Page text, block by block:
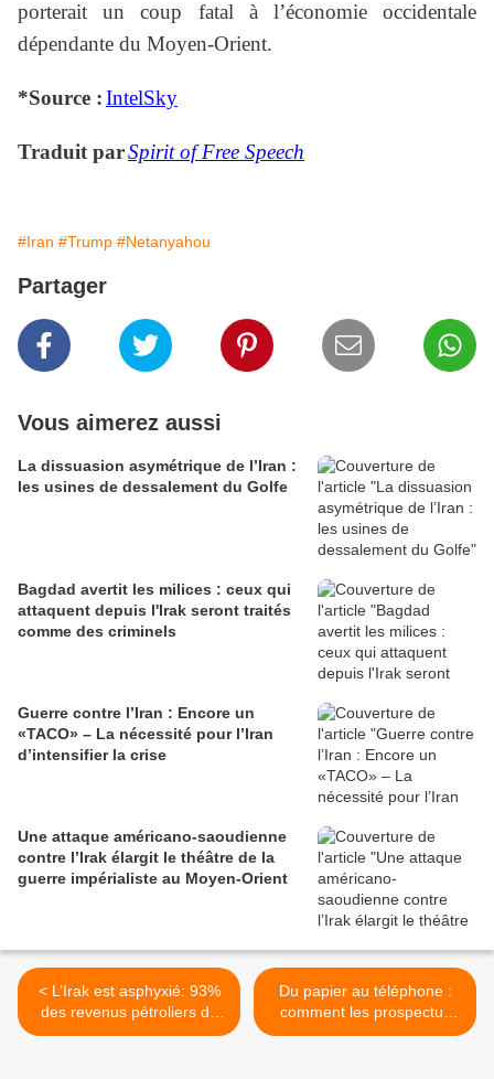
porterait un coup fatal à l’économie occidentale
dépendante du Moyen-Orient.
*Source :IntelSky
Traduit parSpirit of Free Speech
#Iran #Trump #Netanyahou
Partager
Vous aimerez aussi
La dissuasion asymétrique de l’Iran :
les usines de dessalement du Golfe
Bagdad avertit les milices : ceux qui
attaquent depuis l'Irak seront traités
comme des criminels
Guerre contre l’Iran : Encore un
«TACO» – La nécessité pour l’Iran
d’intensifier la crise
Une attaque américano-saoudienne
contre l’Irak élargit le théâtre de la
guerre impérialiste au Moyen-Orient
< L’Irak est asphyxié: 93%
des revenus pétroliers de
Bagdad servent à payer ses
Du papier au téléphone :
comment les prospectus
numériques transforment la